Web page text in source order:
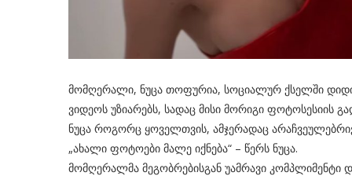
მომღერალი, ნუცა თოფურია, სოციალურ ქსელში
ვიდეოს უზიარებს, სადაც მისი მორიგი ფოტოსესიის
ნუცა როგორც ყოველთვის, ამჯერადაც
„ახალი ფოტოები მალე იქნება“ – წერს ნუცა.
მომღერალმა მეგობრებისგან უამრავი კომპლიმენტი